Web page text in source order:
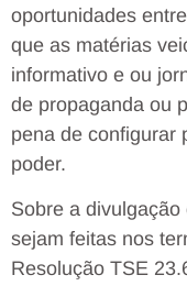
oportunidades
que as matérias
informativo e ou
de propaganda ou
pena de configurar
poder.
Sobre a
sejam feitas nos
Resolução TSE